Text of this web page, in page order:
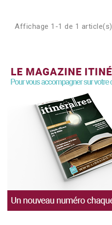
Affichage 1-1 de 1 article(s)